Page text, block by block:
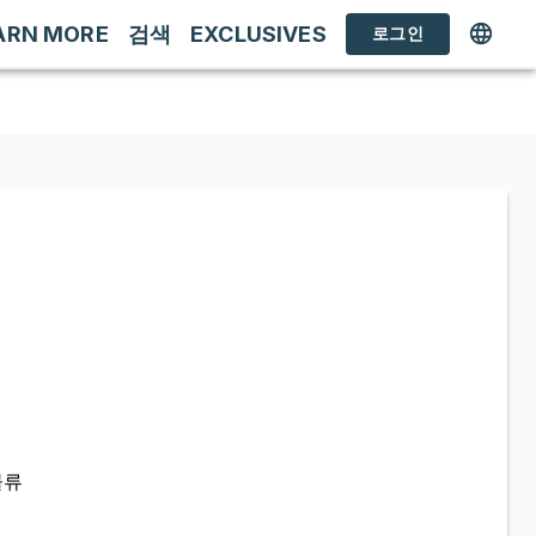
MORE 검색 EXCLUSIVES 로그인